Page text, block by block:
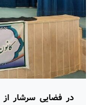
در فضایی سرشار